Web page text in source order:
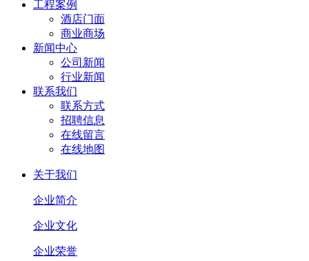
工程案例
酒店门面
商业商场
新闻中心
公司新闻
行业新闻
联系我们
联系方式
招聘信息
在线留言
在线地图
关于我们
企业简介
企业文化
企业荣誉